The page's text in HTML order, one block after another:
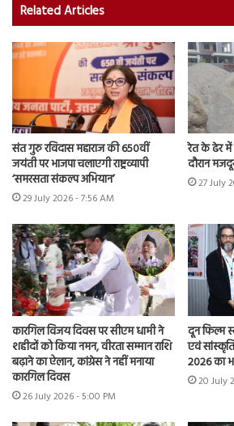
Related Articles
संत गुरु रविदास महाराज की 650वीं
जयंती पर भाजपा चलाएगी राष्ट्रव्यापी
‘समरसता संकल्प अभियान’
29 July 2026 - 7:56 AM
रेत के ढेर में
दौरान
27 July
कारगिल विजय दिवस पर सीएम धामी ने
शहीदों को किया नमन, वीरता सम्मान राशि
बढ़ाने का ऐलान, कांग्रेस ने नहीं मनाया
कारगिल दिवस
26 July 2026 - 5:00 PM
दून फिल्म
एवं
2026 का
20 July